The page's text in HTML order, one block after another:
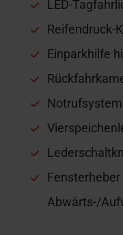
LED-
Reifendruck-
Einparkhilfe
Abwärts-/